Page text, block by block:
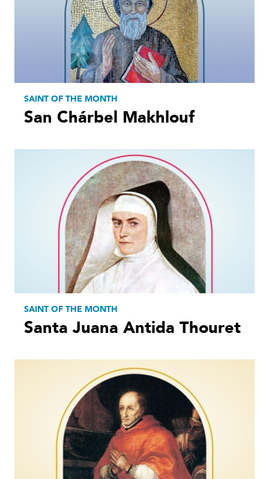
SAINT OF THE MONTH
San Chárbel Makhlouf
SAINT OF THE MONTH
Santa Juana Antida Thouret